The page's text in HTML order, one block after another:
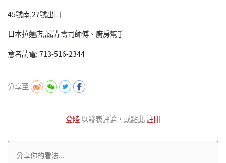
45號南,27號出口
日本拉麵店,誠請 壽司師傅、廚房幫手
意者請電: 713-516-2344
分享至
登陸以發表評論，或點此註冊